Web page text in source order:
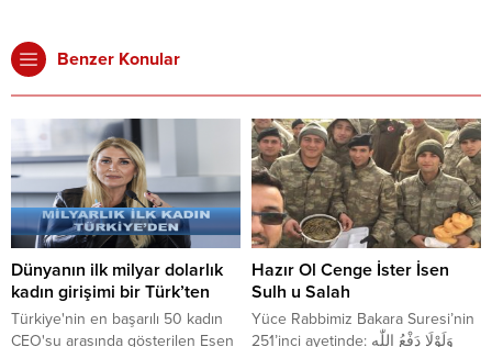
Benzer Konular
Dünyanın ilk milyar dolarlık
kadın girişimi bir Türk’ten
Türkiye'nin en başarılı 50 kadın
CEO'su arasında gösterilen Esen
Hazır Ol Cenge İster İsen
Sulh u Salah
Yüce Rabbimiz Bakara Suresi’nin
251’inci ayetinde: وَلَوْلَا دَفْعُ اللّٰهِ